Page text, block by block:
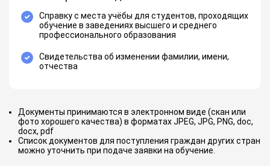
Справку с места учёбы для студентов, проходящих
обучение в заведениях высшего и среднего
профессионального образования
Свидетельства об изменении фамилии, имени,
отчества
Документы принимаются в электронном виде (скан или
фото хорошего качества) в форматах JPEG, JPG, PNG, doc,
docx, pdf
Список документов для поступления граждан других стран
можно уточнить при подаче заявки на обучение.